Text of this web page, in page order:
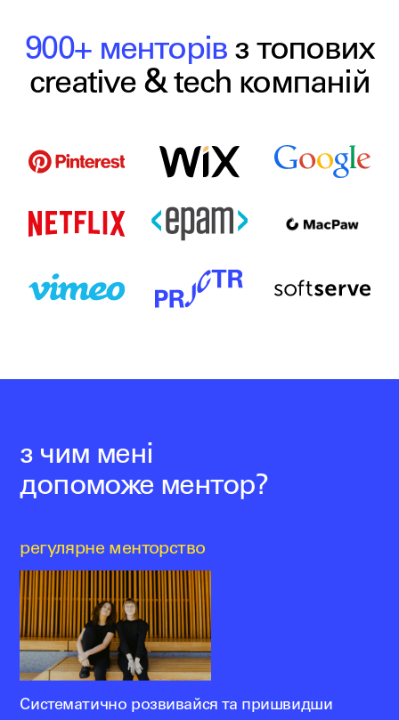
900+ менторів з топових
creative & tech компаній
з чим мені
допоможе ментор?
регулярне менторство
Систематично розвивайся та пришвидши